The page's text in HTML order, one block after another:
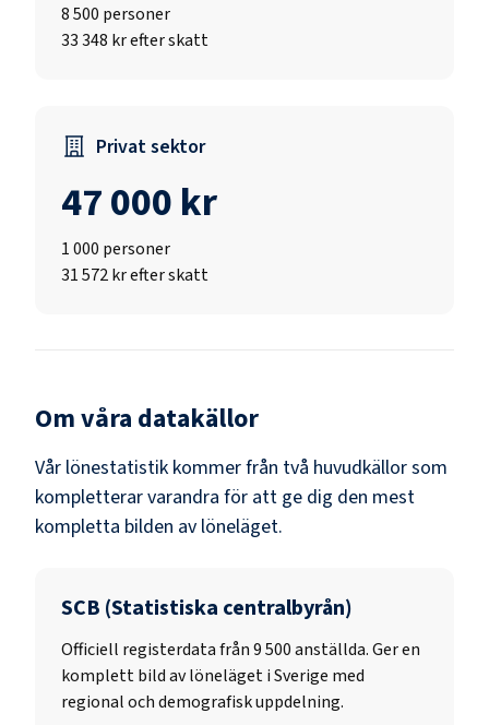
8 500 personer
33 348 kr efter skatt
Privat sektor
47 000 kr
1 000 personer
31 572 kr efter skatt
Om våra datakällor
Vår lönestatistik kommer från två huvudkällor som
kompletterar varandra för att ge dig den mest
kompletta bilden av löneläget.
SCB (Statistiska centralbyrån)
Officiell registerdata från9 500anställda. Ger en
komplett bild av löneläget i Sverige med
regional och demografisk uppdelning.